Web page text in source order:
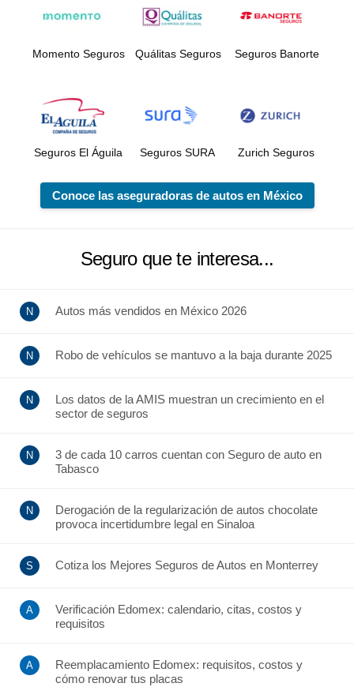
Momento Seguros Quálitas Seguros Seguros Banorte
Seguros El Águila Seguros SURA Zurich Seguros
Conoce las aseguradoras de autos en México
Seguro que te interesa...
Autos más vendidos en México 2026
Robo de vehículos se mantuvo a la baja durante 2025
Los datos de la AMIS muestran un crecimiento en el
sector de seguros
3 de cada 10 carros cuentan con Seguro de auto en
Tabasco
Derogación de la regularización de autos chocolate
provoca incertidumbre legal en Sinaloa
Cotiza los Mejores Seguros de Autos en Monterrey
Verificación Edomex: calendario, citas, costos y
requisitos
Reemplacamiento Edomex: requisitos, costos y
cómo renovar tus placas